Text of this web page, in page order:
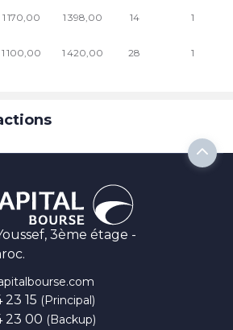
1 170,00
1 100,00
1 398,00 14 1
1 420,00 28 1
3ème étage -
23 15 (Principal)
23 00 (Backup)